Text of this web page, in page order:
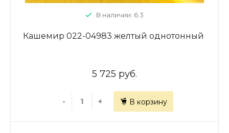
В наличии: 6.3
Кашемир 022-04983 желтый однотонный
5 725 руб.
- + В корзину